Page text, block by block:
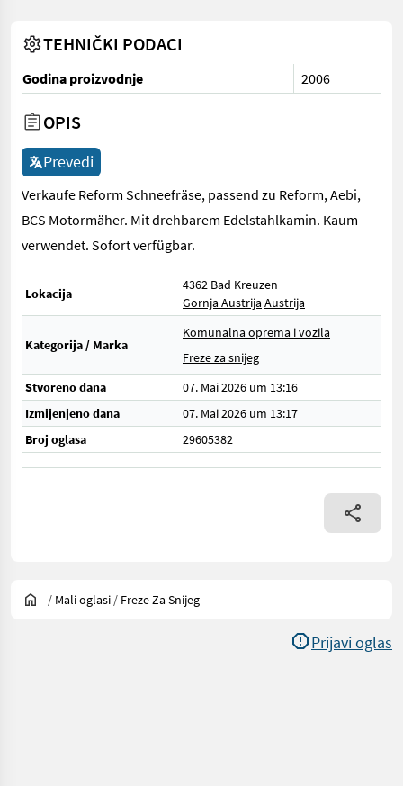
TEHNIČKI PODACI
Godina proizvodnje 2006
OPIS
Prevedi
Verkaufe Reform Schneefräse, passend zu Reform, Aebi,
BCS Motormäher. Mit drehbarem Edelstahlkamin. Kaum
verwendet. Sofort verfügbar.
Lokacija
4362 Bad Kreuzen
Gornja Austrija Austrija
Kategorija / Marka
Komunalna oprema i vozila
Freze za snijeg
Stvoreno dana
07. Mai 2026 um 13:16
Izmijenjeno dana
07. Mai 2026 um 13:17
Broj oglasa
29605382
/ Mali oglasi / Freze Za Snijeg
Prijavi oglas